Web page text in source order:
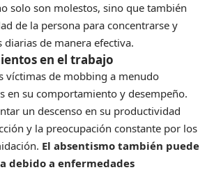
solo son molestos, sino que también
de la persona para concentrarse y
diarias de manera efectiva.
en el trabajo
víctimas de mobbing a menudo
en su comportamiento y desempeño.
un descenso en su productividad
y la preocupación constante por los
El absentismo también puede
debido a enfermedades